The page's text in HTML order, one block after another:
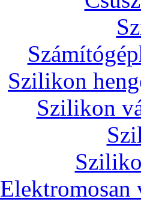
Szilikon
Szilikon
Elektromosan